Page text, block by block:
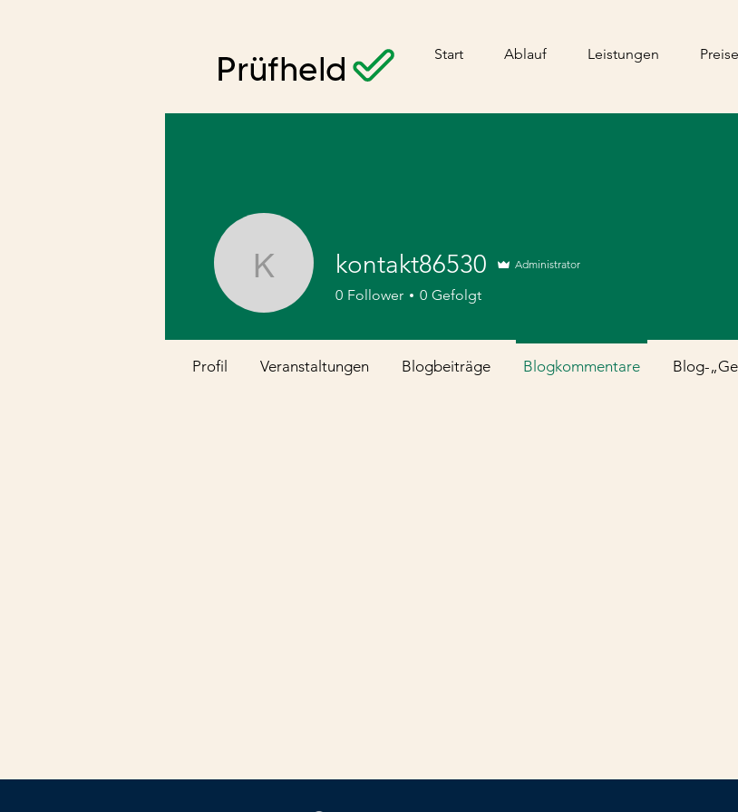
Start Ablauf Leistungen Preise
kontakt86530
kontakt86530 Administrator
0 Follower 0 Gefolgt
Profil Veranstaltungen Blogbeiträge Blogkommentare Blog-